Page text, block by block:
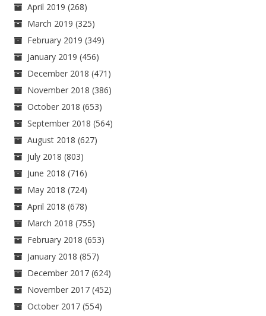
April 2019 (268)
March 2019 (325)
February 2019 (349)
January 2019 (456)
December 2018 (471)
November 2018 (386)
October 2018 (653)
September 2018 (564)
August 2018 (627)
July 2018 (803)
June 2018 (716)
May 2018 (724)
April 2018 (678)
March 2018 (755)
February 2018 (653)
January 2018 (857)
December 2017 (624)
November 2017 (452)
October 2017 (554)